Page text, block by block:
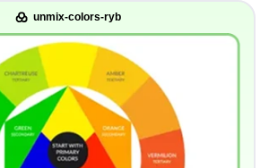
unmix-colors-ryb